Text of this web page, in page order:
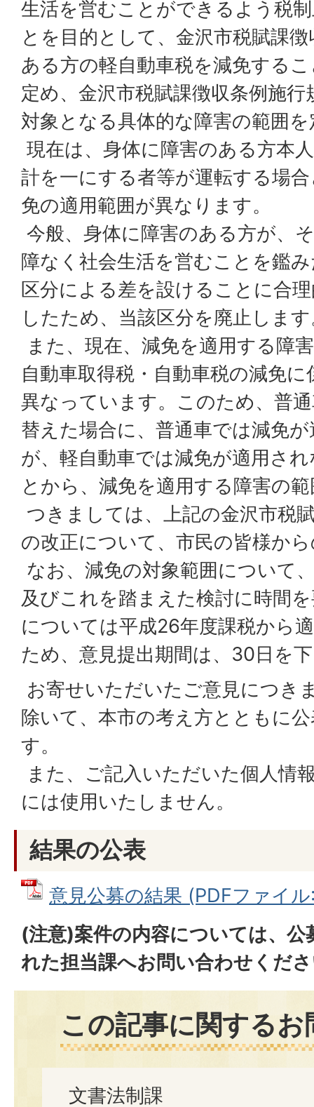
生活を営むことができるよう税
とを目的として、金沢市税賦課
ある方の軽自動車税を減免する
定め、金沢市税賦課徴収条例施
対象となる具体的な障害の範囲
現在は、身体に障害のある方本
計を一にする者等が運転する場
免の適用範囲が異なります。
今般、身体に障害のある方が、
障なく社会生活を営むことを鑑
区分による差を設けることに合
したため、当該区分を廃止しま
また、現在、減免を適用する障
自動車取得税・自動車税の減免
異なっています。このため、普
替えた場合に、普通車では減免
が、軽自動車では減免が適用さ
とから、減免を適用する障害の
つきましては、上記の金沢市税
の改正について、市民の皆様か
なお、減免の対象範囲について
及びこれを踏まえた検討に時間
については平成26年度課税から
ため、意見提出期間は、30日を
お寄せいただいたご意見につき
除いて、本市の考え方とともに
す。
また、ご記入いただいた個人情
には使用いたしません。
結果の公表
意見公募の結果 (PDFファイ
(注意)案件の内容については、公
れた担当課へお問い合わせくだ
この記事に関する
文書法制課